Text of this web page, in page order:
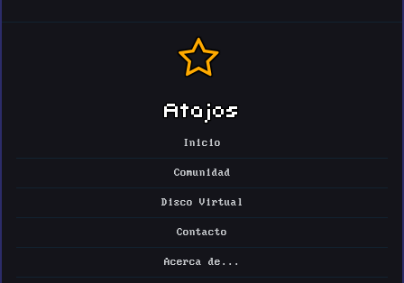
Atajos
Inicio
Comunidad
Disco Virtual
Contacto
Acerca de...